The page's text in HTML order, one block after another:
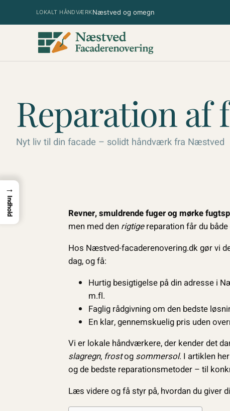
LOKALT HÅNDVÆRKNæstved og omegn
Reparation af
Nyt liv til din facade – solidt håndværk fra Næstved
Revner, smuldrende fuger og mørke
men med den rigtigereparation får du
Hos Næstved-facaderenovering.dk gør vi
dag, og få:
Hurtig besigtigelse på din adresse i
m.fl.
Faglig rådgivning om den bedste
En klar, gennemskuelig pris uden
Vi er lokale håndværkere, der kender det
slagregn, frostog sommersol. I artiklen
og de bedste reparations­metoder – til
Læs videre og få styr på, hvordan du giver
→
Indhold